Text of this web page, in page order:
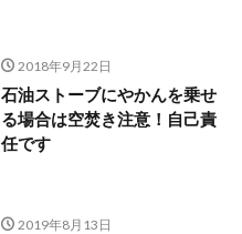
2018年9月22日
石油ストーブにやかんを乗せ
る場合は空焚き注意！自己責
任です
2019年8月13日